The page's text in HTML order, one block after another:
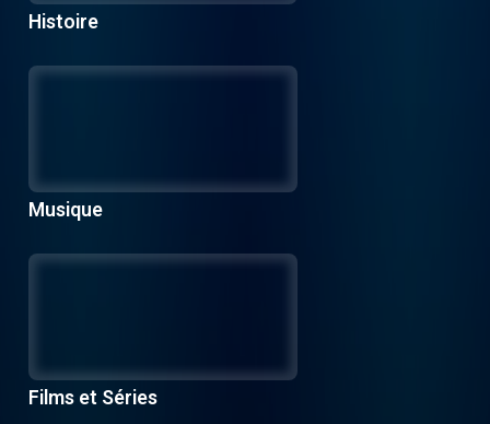
Histoire
Musique
Films et Séries